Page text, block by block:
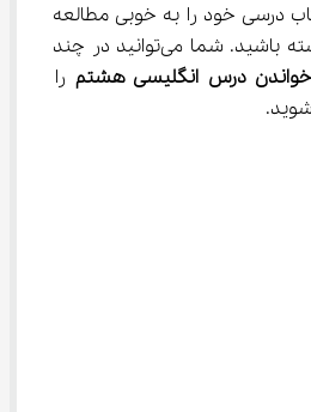
درسی خود را به خوبی مطالعه
کنید و به آن تسلط داشته باشید. شما می‌توانید در چند
درس انگلیسی هشتم را